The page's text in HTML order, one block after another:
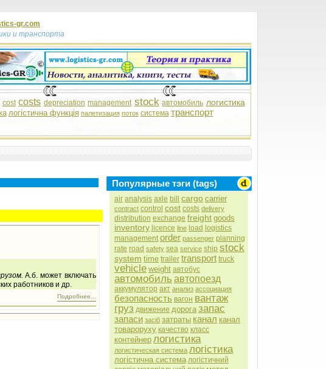
gr.com
и транспорта
cost costs depreciation management stock автомобиль логистика
логістична функція палетизация поток система транспорт
А.б. может включать
работников и др.
Подробнее...
Популярные тэги (tags)
air analysis axle bill cargo carrier
contract control cost costs delivery
distribution exchange freight goods
inventory licence line load logistics
management order passenger planning
rate road safety sea service ship stock
system time trailer transport truck
vehicle weight автобус
автомобиль автопоезд
аккумулятор акт анализ ассоциация
безопасность вагон вантаж
груз движение дорога запас
запаси засіб затраты канал канал
товароруху качество класс
контейнер логистика
логистическая система логістика
логістична система логістичний